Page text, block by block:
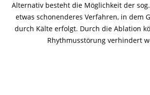
Alternativ besteht die Möglichkeit der
etwas schonenderes Verfahren, in dem
durch Kälte erfolgt. Durch die Ablation
Rhythmusstörung verhindert